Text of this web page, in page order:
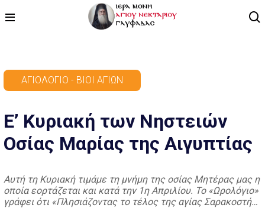
ΠΡΟΓΡΑΜΜΑ
ΒΙΝΤΕΟ
ΑΡΘΡΟΓΡΑΦΙΑ
ΕΠΙΚΟΙΝΩΝΙΑ
ΑΓΙΟΛΌΓΙΟ - ΒΊΟΙ ΑΓΊΩΝ
Ε’ Κυριακή των Νηστειών
Οσίας Μαρίας της Αιγυπτίας
Αυτή τη Κυριακή τιμάμε τη μνήμη της οσίας Μητέρας μας η
οποία εορτάζεται και κατά την 1η Απριλίου. Το «Ωρολόγιο»
γράφει ότι «Πλησιάζοντας το τέλος της αγίας Σαρακοστής,